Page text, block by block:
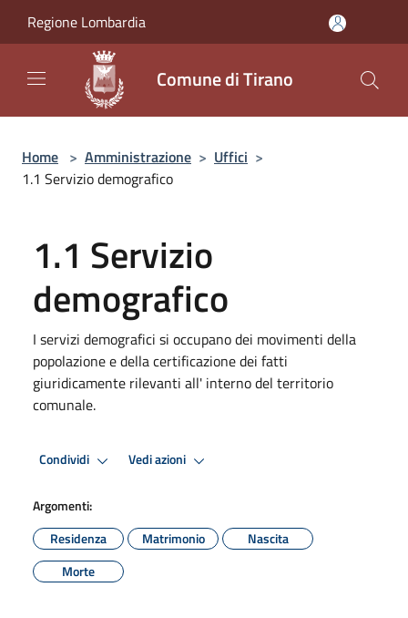
Regione Lombardia
Comune di Tirano
Home > Amministrazione > Uffici >
1.1 Servizio demografico
1.1 Servizio
demografico
I servizi demografici si occupano dei movimenti della
popolazione e della certificazione dei fatti
giuridicamente rilevanti all' interno del territorio
comunale.
Condividi Vedi azioni
Argomenti:
Residenza
Matrimonio
Nascita
Morte